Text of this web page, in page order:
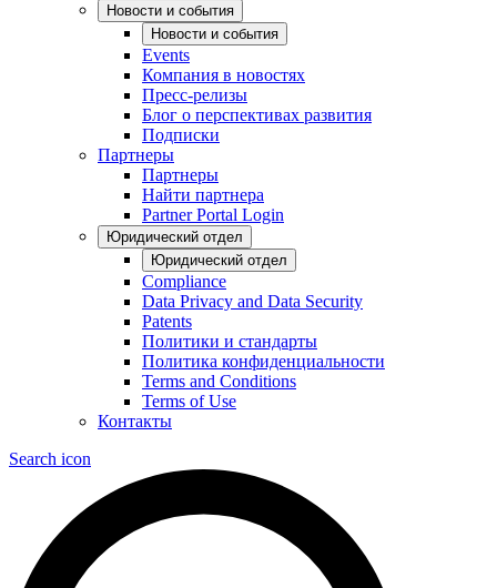
Новости и события
Новости и события
Events
Компания в новостях
Пресс-релизы
Блог о перспективах развития
Подписки
Партнеры
Партнеры
Найти партнера
Partner Portal Login
Юридический отдел
Юридический отдел
Compliance
Data Privacy and Data Security
Patents
Политики и стандарты
Политика конфиденциальности
Terms and Conditions
Terms of Use
Контакты
Search icon